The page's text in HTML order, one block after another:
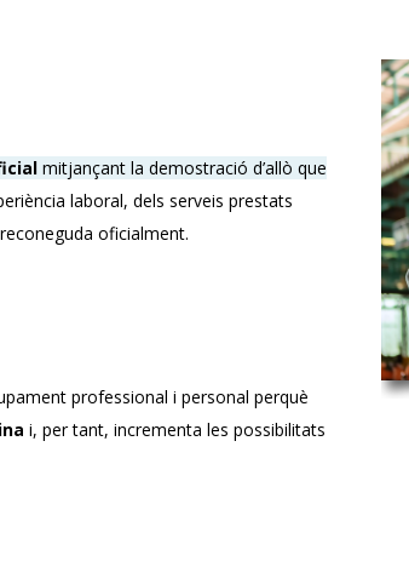
mitjançant la demostració d’allò que
laboral, dels serveis prestats
oficialment.
professional i personal perquè
i, per tant, incrementa les possibilitats